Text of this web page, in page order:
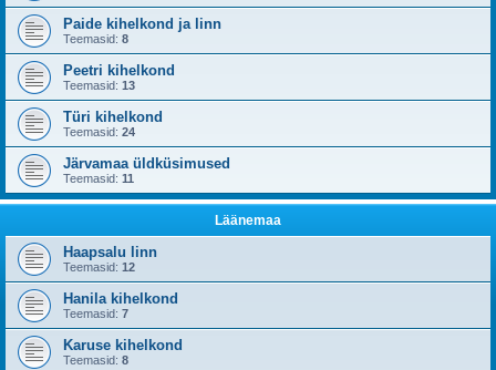
Paide kihelkond ja linn
Teemasid: 8
Peetri kihelkond
Teemasid: 13
Türi kihelkond
Teemasid: 24
Järvamaa üldküsimused
Teemasid: 11
Läänemaa
Haapsalu linn
Teemasid: 12
Hanila kihelkond
Teemasid: 7
Karuse kihelkond
Teemasid: 8